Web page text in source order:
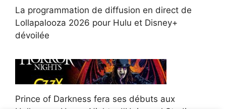
La programmation de diffusion en direct de
Lollapalooza 2026 pour Hulu et Disney+
dévoilée
Prince of Darkness fera ses débuts aux